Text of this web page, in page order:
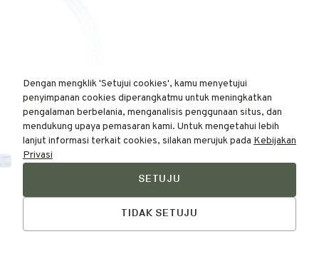
Dengan mengklik 'Setujui cookies', kamu menyetujui
penyimpanan cookies diperangkatmu untuk meningkatkan
pengalaman berbelania, menganalisis penggunaan situs, dan
mendukung upaya pemasaran kami. Untuk mengetahui lebih
lanjut informasi terkait cookies, silakan merujuk pada Kebijakan
Privasi
SETUJU
TIDAK SETUJU
Find Your